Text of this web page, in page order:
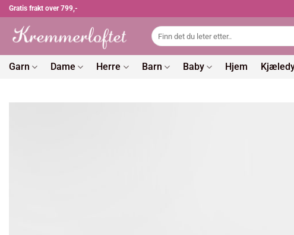
Skip
content
Gratis frakt over 799,-
Søk
etter:
Garn Dame Herre Barn Baby Hjem